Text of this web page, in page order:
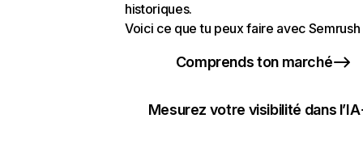
historiques.
Voici ce que tu peux faire avec Semrush
Comprends ton marché
Mesurez votre visibilité dans l’IA